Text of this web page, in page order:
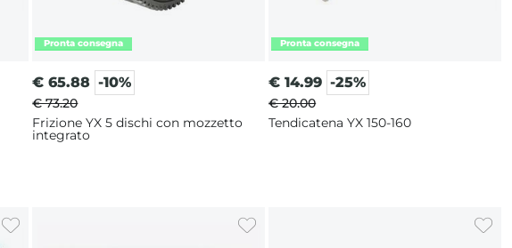
€ 65.88 -10%
€ 73.20
Frizione YX 5 dischi con mozzetto
integrato
€ 14.99 -25%
€ 20.00
Tendicatena YX 150-160